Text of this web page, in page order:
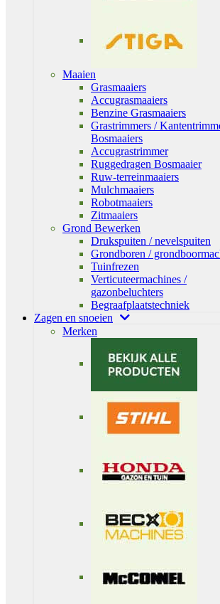
Maaien
Grasmaaiers
Accugrasmaaiers
Benzine Grasmaaiers
Grastrimmers /
Bosmaaiers
Accugrastrimmer
Ruggedragen Bosmaaier
Ruw-terreinmaaiers
Mulchmaaiers
Robotmaaiers
Zitmaaiers
Grond Bewerken
Drukspuiten / nevelspuiten
Grondboren /
Tuinfrezen
Verticuteermachines /
gazonbeluchters
Begraafplaatstechniek
Zagen en snoeien
Merken